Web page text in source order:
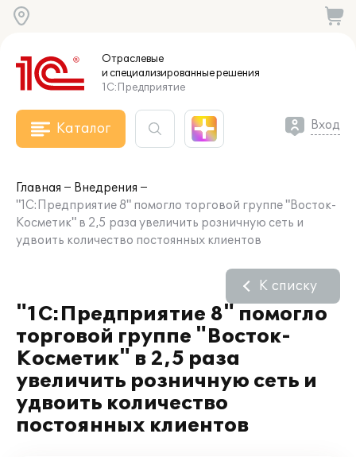
Отраслевые
и специализированныерешения
1С:Предприятие
Каталог Вход
Главная
Внедрения
"1С:Предприятие 8" помогло торговой группе "Восток-
Косметик" в 2,5 раза увеличить розничную сеть и
удвоить количество постоянных клиентов
"1С:Предприятие 8" помогло
торговой группе "Восток-
Косметик" в 2,5 раза
увеличить розничную сеть и
удвоить количество
постоянных клиентов
К списку